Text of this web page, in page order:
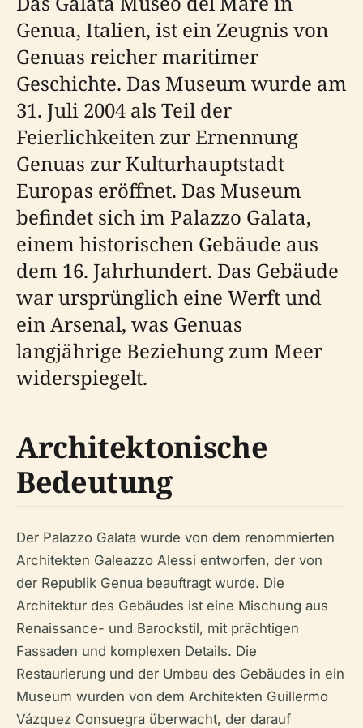
Genua, Italien, ist ein Zeugnis von
Genuas reicher maritimer
Geschichte. Das Museum wurde am
31. Juli 2004 als Teil der
Feierlichkeiten zur Ernennung
Genuas zur Kulturhauptstadt
Europas eröffnet. Das Museum
befindet sich im Palazzo Galata,
einem historischen Gebäude aus
dem 16. Jahrhundert. Das Gebäude
war ursprünglich eine Werft und
ein Arsenal, was Genuas
langjährige Beziehung zum Meer
widerspiegelt.
Architektonische
Bedeutung
Der Palazzo Galata wurde von dem renommierten
Architekten Galeazzo Alessi entworfen, der von
der Republik Genua beauftragt wurde. Die
Architektur des Gebäudes ist eine Mischung aus
Renaissance- und Barockstil, mit prächtigen
Fassaden und komplexen Details. Die
Restaurierung und der Umbau des Gebäudes in ein
Museum wurden von dem Architekten Guillermo
Vázquez Consuegra überwacht, der darauf